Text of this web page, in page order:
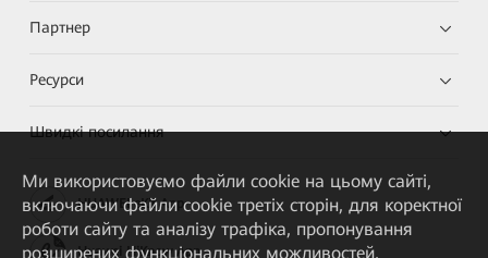
Партнер
Ресурси
Швидкі посилання
HUAWEI eKit App
Huawei HiKnow App
Ми використовуємо файли cookie на цьому сайті,
включаючи файли cookie третіх сторін, для коректної
роботи сайту та аналізу трафіка, пропонування
розширених функціональних можливостей,